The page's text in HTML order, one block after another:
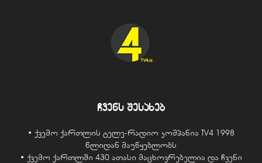
ჩვენს შესახებ
• ქვემო ქართლის ტელე-რადიო კომპანია TV4 1998
წლიდან მაუწყებლობს
• ქვემო ქართლში 430 ათასი მაცხოვრებელია და ჩვენი